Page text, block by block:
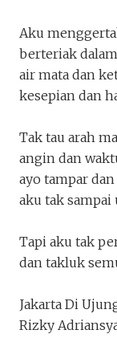
Aku
berteriak
air mata dan
kesepian dan
Tak tau arah
angin dan
ayo tampar
aku tak
Tapi aku tak
dan takluk
Jakarta Di
Rizky